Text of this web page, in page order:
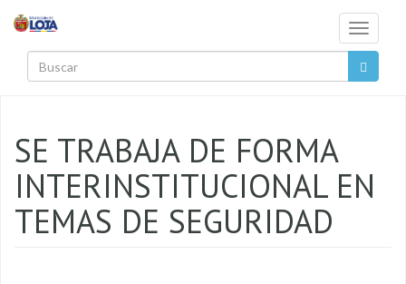
Toggle
SE TRABAJA DE FORMA
INTERINSTITUCIONAL EN
TEMAS DE SEGURIDAD